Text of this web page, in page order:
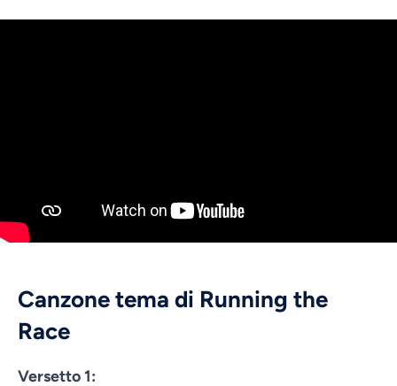
Canzone tema di Running the
Race
Versetto 1: